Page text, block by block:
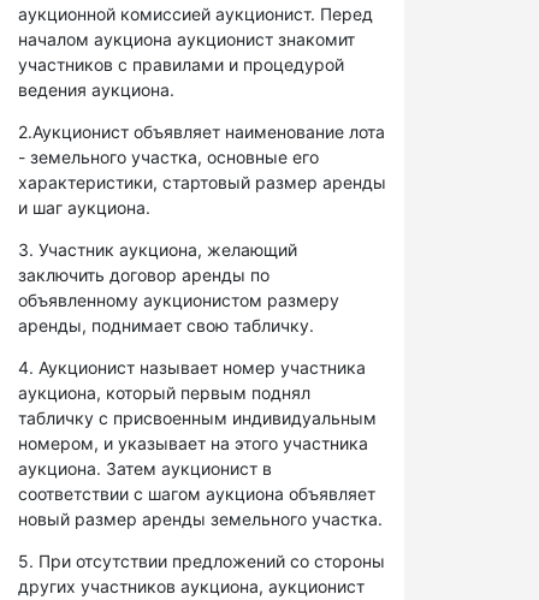
аукционной комиссией аукционист. Перед
началом аукциона аукционист знакомит
участников с правилами и процедурой
ведения аукциона.
2.Аукционист объявляет наименование лота
- земельного участка, основные его
характеристики, стартовый размер аренды
и шаг аукциона.
3. Участник аукциона, желающий
заключить договор аренды по
объявленному аукционистом размеру
аренды, поднимает свою табличку.
4. Аукционист называет номер участника
аукциона, который первым поднял
табличку с присвоенным индивидуальным
номером, и указывает на этого участника
аукциона. Затем аукционист в
соответствии с шагом аукциона объявляет
новый размер аренды земельного участка.
5. При отсутствии предложений со стороны
других участников аукциона, аукционист